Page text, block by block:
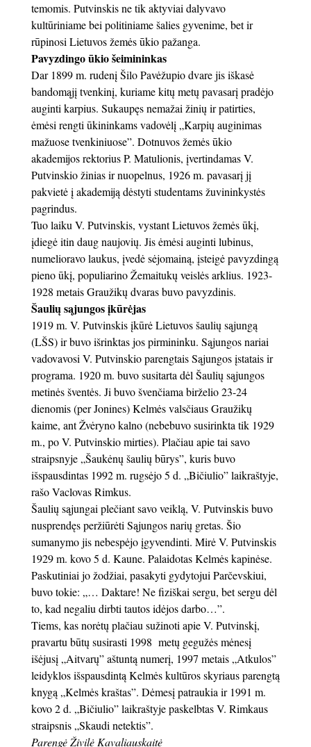
temomis. Putvinskis ne tik aktyviai dalyvavo
kultūriniame bei politiniame šalies gyvenime, bet ir
rūpinosi Lietuvos žemės ūkio pažanga.
Pavyzdingo ūkio šeimininkas
Dar 1899 m. rudenį Šilo Pavėžupio dvare jis iškasė
bandomąjį tvenkinį, kuriame kitų metų pavasarį pradėjo
auginti karpius. Sukaupęs nemažai žinių ir patirties,
ėmėsi rengti ūkininkams vadovėlį „Karpių auginimas
mažuose tvenkiniuose”. Dotnuvos žemės ūkio
akademijos rektorius P. Matulionis, įvertindamas V.
Putvinskio žinias ir nuopelnus, 1926 m. pavasarį jį
pakvietė į akademiją dėstyti studentams žuvininkystės
pagrindus.
Tuo laiku V. Putvinskis, vystant Lietuvos žemės ūkį,
įdiegė itin daug naujovių. Jis ėmėsi auginti lubinus,
numelioravo laukus, įvedė sėjomainą, įsteigė pavyzdingą
pieno ūkį, populiarino Žemaitukų veislės arklius. 1923-
1928 metais Graužikų dvaras buvo pavyzdinis.
Šaulių sąjungos įkūrėjas
1919 m. V. Putvinskis įkūrė Lietuvos šaulių sąjungą
(LŠS) ir buvo išrinktas jos pirmininku. Sąjungos nariai
vadovavosi V. Putvinskio parengtais Sąjungos įstatais ir
programa. 1920 m. buvo susitarta dėl Šaulių sąjungos
metinės šventės. Ji buvo švenčiama birželio 23-24
dienomis (per Jonines) Kelmės valsčiaus Graužikų
kaime, ant Žvėryno kalno (nebebuvo susirinkta tik 1929
m., po V. Putvinskio mirties). Plačiau apie tai savo
straipsnyje „Šaukėnų šaulių būrys”, kuris buvo
išspausdintas 1992 m. rugsėjo 5 d. „Bičiulio” laikraštyje,
rašo Vaclovas Rimkus.
Šaulių sąjungai plečiant savo veiklą, V. Putvinskis buvo
nusprendęs peržiūrėti Sąjungos narių gretas. Šio
sumanymo jis nebespėjo įgyvendinti. Mirė V. Putvinskis
1929 m. kovo 5 d. Kaune. Palaidotas Kelmės kapinėse.
Paskutiniai jo žodžiai, pasakyti gydytojui Parčevskiui,
buvo tokie: „… Daktare! Ne fiziškai sergu, bet sergu dėl
to, kad negaliu dirbti tautos idėjos darbo…”.
Tiems, kas norėtų plačiau sužinoti apie V. Putvinskį,
pravartu būtų susirasti 1998 metų gegužės mėnesį
išėjusį „Aitvarų” aštuntą numerį, 1997 metais „Atkulos”
leidyklos išspausdintą Kelmės kultūros skyriaus parengtą
knygą „Kelmės kraštas”. Dėmesį patraukia ir 1991 m.
kovo 2 d. „Bičiulio” laikraštyje paskelbtas V. Rimkaus
straipsnis „Skaudi netektis”.
Parengė Živilė Kavaliauskaitė